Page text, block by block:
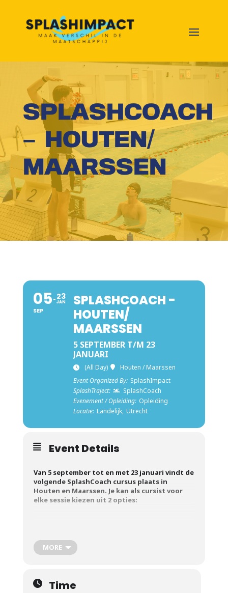
SPLASHCOACH
– HOUTEN/
MAARSSEN
05
SEP
23
JAN
SPLASHCOACH -
HOUTEN/
MAARSSEN
5 SEPTEMBER T/M 23
JANUARI
(All Day)
Houten / Maarssen
Event Organized By: SplashImpact
SplashTraject:
SplashCoach
Evenement / Opleiding: Opleiding
Locatie: Landelijk, Utrecht
Event Details
Van 5 september tot en met 23 januari vindt de
volgende SplashCoach cursus plaats in
Houten en Maarssen. Je kan als cursist voor
elke sessie kiezen uit 2 opties:
Optie 1
september 09:00 –
MORE
Time